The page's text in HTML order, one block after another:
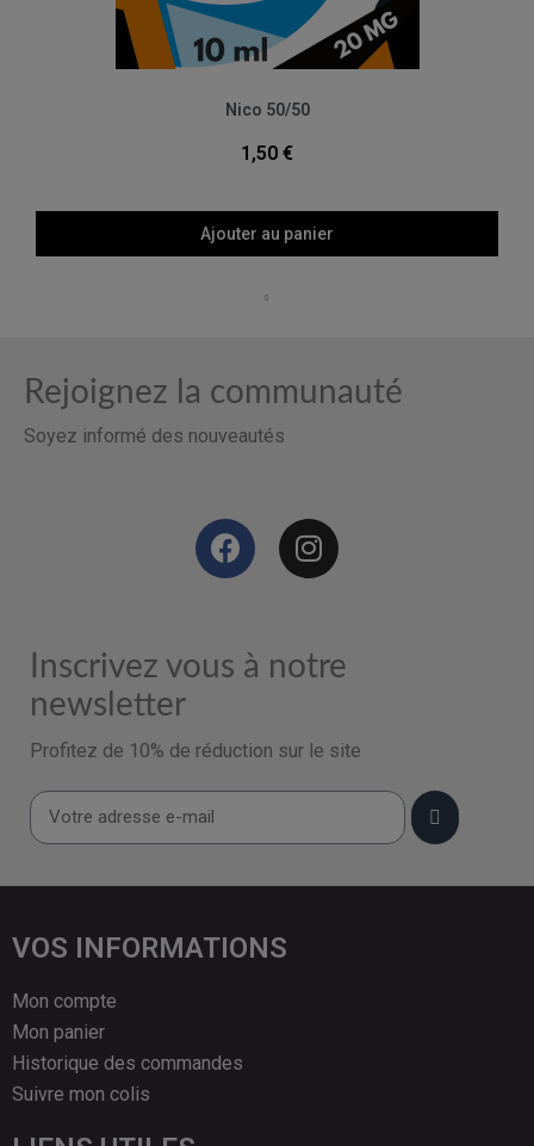
Nico 50/50
1,50 €
Ajouter au panier
Rejoignez la communauté
Soyez informé des nouveautés
Inscrivez vous à notre
newsletter
Profitez de 10% de réduction sur le site
VOS INFORMATIONS
Mon compte
Mon panier
Historique des commandes
Suivre mon colis